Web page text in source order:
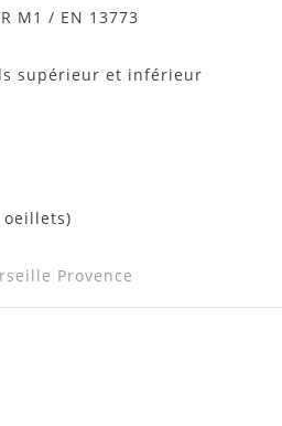
M1 / EN 13773
supérieur et inférieur
oeillets)
Provence